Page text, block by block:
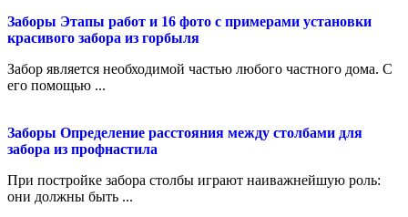
Заборы Этапы работ и 16 фото с примерами установки
красивого забора из горбыля
Забор является необходимой частью любого частного дома. С
его помощью ...
Заборы Определение расстояния между столбами для
забора из профнастила
При постройке забора столбы играют наиважнейшую роль:
они должны быть ...